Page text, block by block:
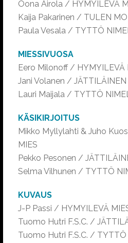
Oona Airola / HYMYILEVÄ
Kaija Pakarinen / TULEN
Paula Vesala / TYTTÖ
MIESSIVUOSA
Eero Milonoff / HYMYILEVÄ
Jani Volanen / JÄTTILÄINEN
Lauri Maijala / TYTTÖ
KÄSIKIRJOITUS
Mikko Myllylahti & Juho
MIES
Pekko Pesonen /
Selma Vilhunen / TYTTÖ
KUVAUS
J-P Passi / HYMYILEVÄ
Tuomo Hutri F.S.C. /
Tuomo Hutri F.S.C. / TYTTÖ